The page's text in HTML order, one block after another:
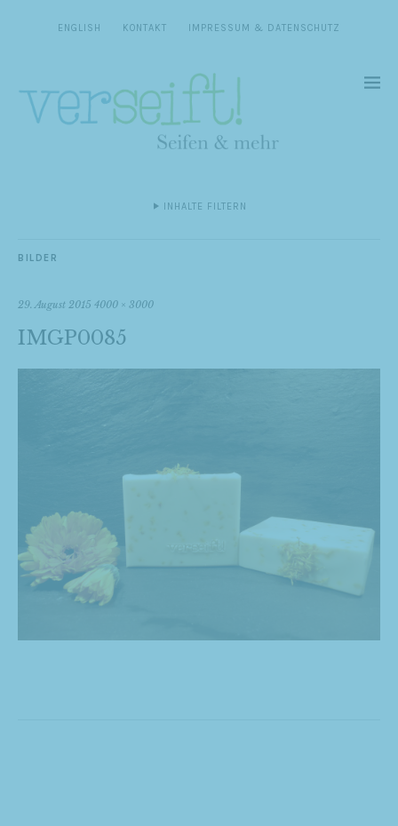
ENGLISH KONTAKT IMPRESSUM & DATENSCHUTZ
INHALTE FILTERN
BILDER
29. August 2015 4000 × 3000
IMGP0085